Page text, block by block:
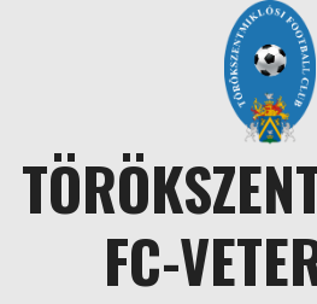
FC-